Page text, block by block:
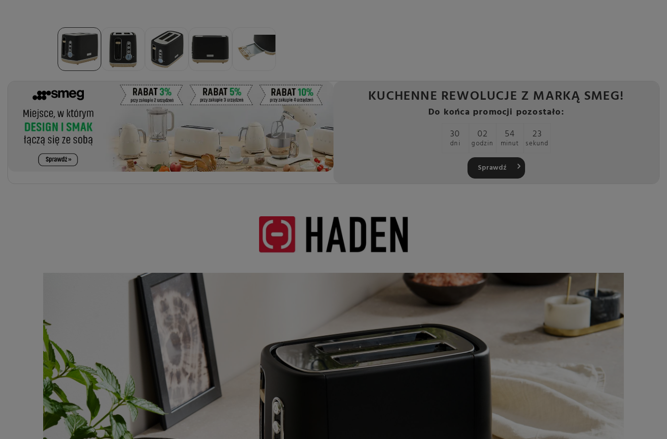
KUCHENNE REWOLUCJE Z MARKĄ SMEG!
Do końca promocji pozostało:
30
dni
02
godzin
54
minut
22
sekund
Sprawdź